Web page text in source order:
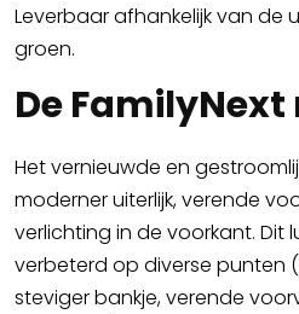
Leverbaar afhankelijk van de
groen.
De
Het vernieuwde en
moderner uiterlijk, verende
verlichting in de voorkant. Dit
verbeterd op diverse punten
steviger bankje, verende